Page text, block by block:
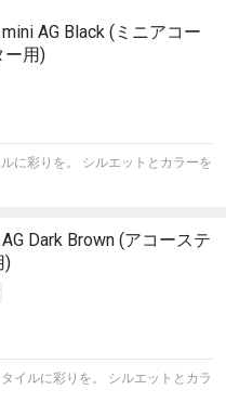
mini AG Black (ミニアコー
ー用)
に彩りを。 シルエットとカラーを
AG Dark Brown (アコーステ
)
イルに彩りを。 シルエットとカラ